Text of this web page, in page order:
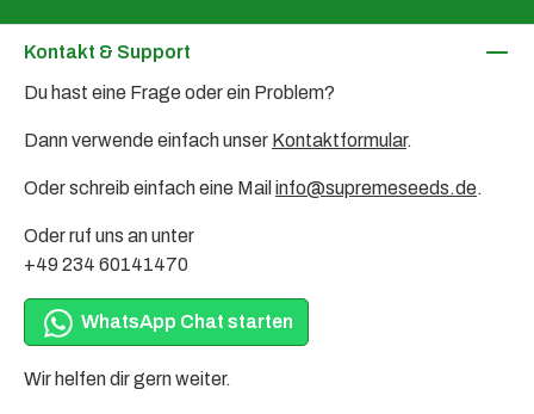
Kontakt & Support
Du hast eine Frage oder ein Problem?
Dann verwende einfach unser Kontaktformular.
Oder schreib einfach eine Mail info@supremeseeds.de.
Oder ruf uns an unter
+49 234 60141470
WhatsApp Chat starten
Wir helfen dir gern weiter.